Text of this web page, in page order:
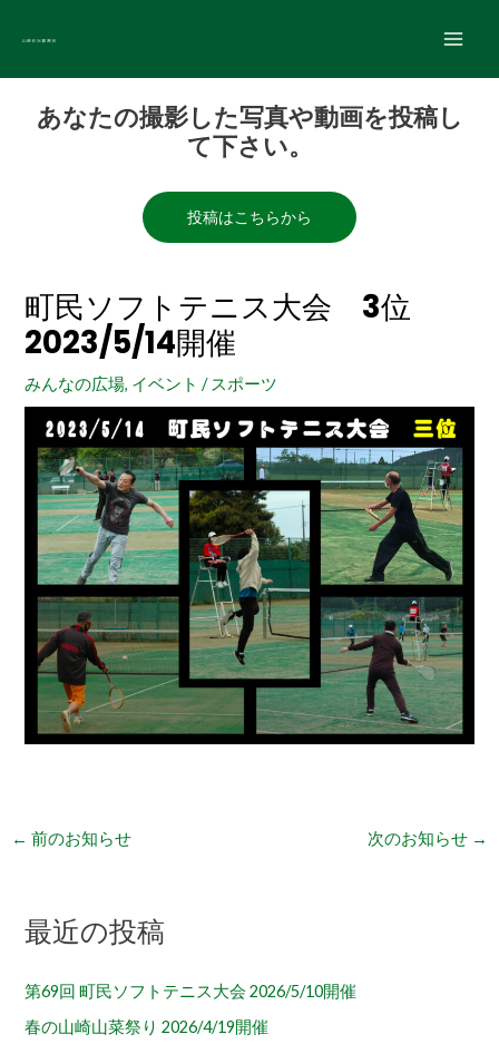
あなたの撮影した写真や動画を投稿し
て下さい。
投稿はこちらから
町民ソフトテニス大会 3位
2023/5/14開催
みんなの広場, イベント / スポーツ
navigation
← 前のお知らせ 次のお知らせ →
最近の投稿
第69回 町民ソフトテニス大会 2026/5/10開催
春の山崎山菜祭り 2026/4/19開催